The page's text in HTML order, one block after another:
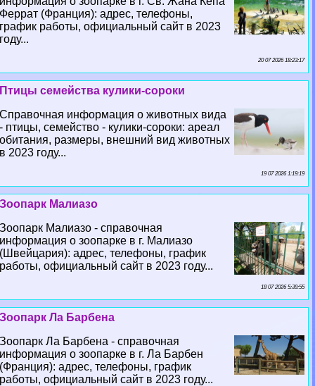
Феррат (Франция): адрес, телефоны,
график работы, официальный сайт в 2023
году...
20 07 2026 18:23:17
Птицы семейства кулики-сороки
Справочная информация о животных вида
- птицы, семейство - кулики-сороки: ареал
обитания, размеры, внешний вид животных
в 2023 году...
19 07 2026 1:19:19
Зоопарк Малиазо
Зоопарк Малиазо - справочная
информация о зоопарке в г. Малиазо
(Швейцария): адрес, телефоны, график
работы, официальный сайт в 2023 году...
18 07 2026 5:39:55
Зоопарк Ла Барбена
Зоопарк Ла Барбена - справочная
информация о зоопарке в г. Ла Барбен
(Франция): адрес, телефоны, график
работы, официальный сайт в 2023 году...